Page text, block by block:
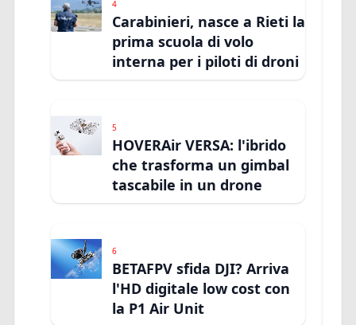
4
Carabinieri, nasce a Rieti la
prima scuola di volo
interna per i piloti di droni
5
HOVERAir VERSA: l'ibrido
che trasforma un gimbal
tascabile in un drone
6
BETAFPV sfida DJI? Arriva
l'HD digitale low cost con
la P1 Air Unit